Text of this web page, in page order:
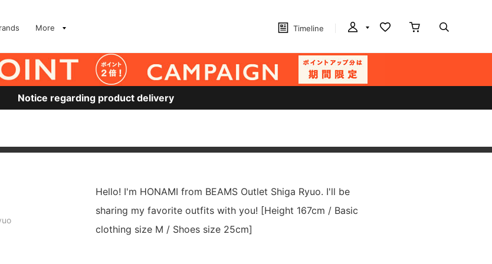
More Timeline
Notice regarding product delivery
Hello! I'm HONAMI from BEAMS Outlet Shiga Ryuo. I'll be
sharing my favorite outfits with you! [Height 167cm / Basic
clothing size M / Shoes size 25cm]